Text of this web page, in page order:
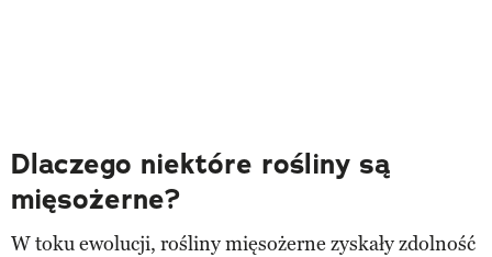
Dlaczego niektóre rośliny są
mięsożerne?
W toku ewolucji, rośliny mięsożerne zyskały zdolność